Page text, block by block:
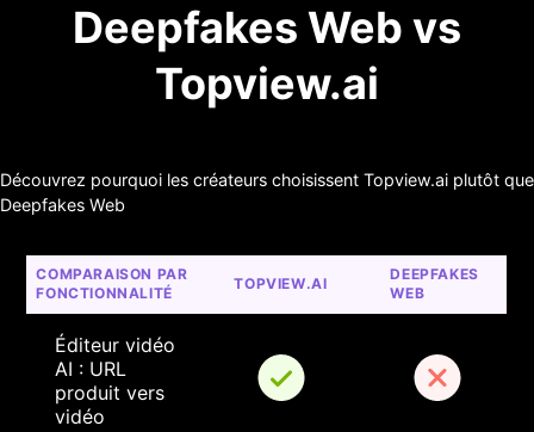
Deepfakes Web vs
Topview.ai
Découvrez pourquoi les créateurs choisissent Topview.ai plutôt que
Deepfakes Web
COMPARAISON PAR
FONCTIONNALITÉ
TOPVIEW.AI
DEEPFAKES
WEB
Éditeur vidéo
AI : URL
produit vers
vidéo